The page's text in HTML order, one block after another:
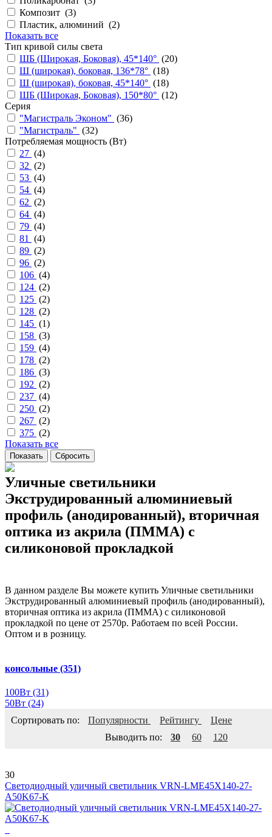
Композит (3)
Пластик, алюминий (2)
Показать все
Тип кривой силы света
ШБ (Широкая, Боковая), 45*140° (20)
Ш (широкая), боковая, 136*78° (18)
Ш (широкая), боковая, 45*140° (18)
ШБ (Широкая, Боковая), 150*80° (12)
Серия
"Магистраль Эконом" (36)
"Магистраль" (32)
Потребляемая мощность (Вт)
27 (4)
32 (2)
53 (4)
54 (4)
62 (2)
64 (4)
79 (4)
81
(4)
89 (2)
96 (2)
106 (4)
124 (2)
125 (2)
128 (2)
145 (1)
158 (3)
159 (4)
178 (2)
186 (3)
192 (2)
237 (4)
250 (2)
267 (2)
375 (2)
Показать все
Уличные светильники
Экструдированный алюминиевый
профиль (анодированный), вторичная
оптика из акрила (ПММА) с
силиконовой прокладкой
В данном разделе Вы можете купить Уличные светильники
Экструдированный алюминиевый профиль (анодированный),
вторичная оптика из акрила (ПММА) с силиконовой
прокладкой по цене от 2570р. Работаем по всей России.
Оптом и в розницу.
консольные (351)
100Вт (31)
50Вт (24)
Сортировать по:
Популярности Рейтингу
Цене
Выводить по:
30 60 120
30
Светодиодный уличный светильник VRN-LME45X140-27-
A50K67-K